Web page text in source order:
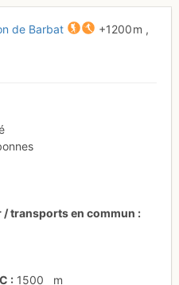
de Barbat +1200 m ,
transports en commun
1500
m